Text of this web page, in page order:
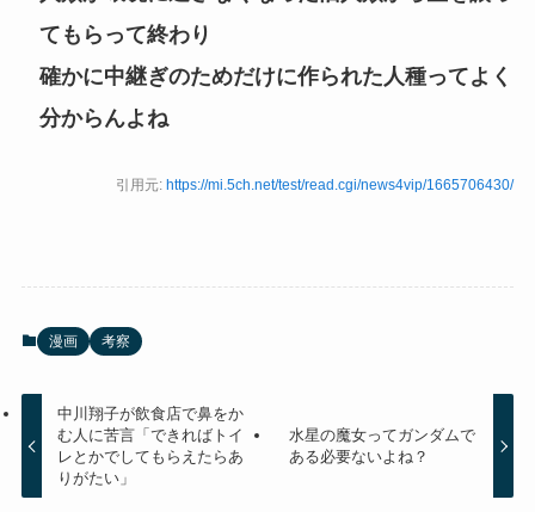
てもらって終わり
確かに中継ぎのためだけに作られた人種ってよく
分からんよね
引用元:https://mi.5ch.net/test/read.cgi/news4vip/1665706430/
漫画 考察
中川翔子が飲食店で鼻をか
む人に苦言「できればトイ
レとかでしてもらえたらあ
りがたい」
水星の魔女ってガンダムで
ある必要ないよね？